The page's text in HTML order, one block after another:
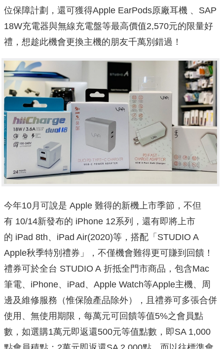
位保障計劃，還可獲得Apple EarPods原廠耳機 、SAP
18W充電器與無線充電盤等最高價值2,570元的限量好
禮，想趁此機會更換主機的朋友千萬別錯過！
今年10月可說是 Apple 難得的新機上市季節，不但
有 10/14新發布的 iPhone 12系列，還有即將上市
的 iPad 8th、iPad Air(2020)等，搭配「STUDIO A
Apple秋季特別禮券」，不僅機會難得更可賺到回饋！
禮券可於全台 STUDIO A 折抵全門市商品，包含Mac
筆電、iPhone、iPad、Apple Watch等Apple主機、周
邊及維修服務（惟保險產品除外），且禮券可多張合併
使用、無使用期限，每萬元可回饋等值5%之會員點
數，如選購1萬元即返還500元等值點數，即SA 1,000